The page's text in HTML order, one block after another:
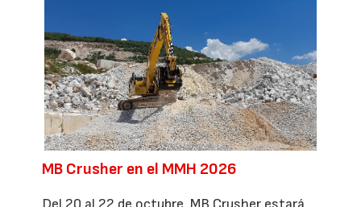
MB Crusher en el MMH 2026